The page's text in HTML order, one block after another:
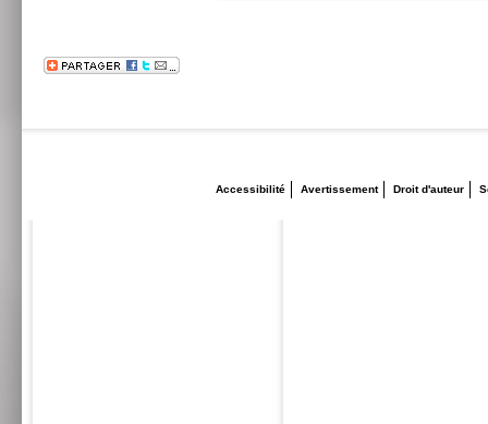
Accessibilité Avertissement Droit d'auteur